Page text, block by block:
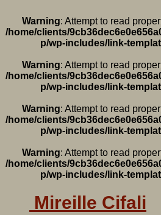
Warning: Attempt to read
/home/clients/
p/wp-includes/link-
Warning: Attempt to read
/home/clients/
p/wp-includes/link-
Warning: Attempt to read
/home/clients/
p/wp-includes/link-
Warning: Attempt to read
/home/clients/
p/wp-includes/link-
Mireille Cifali